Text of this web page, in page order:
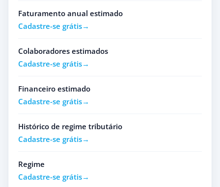
Faturamento anual estimado
Cadastre-se grátis
Colaboradores estimados
Cadastre-se grátis
Financeiro estimado
Cadastre-se grátis
Histórico de regime tributário
Cadastre-se grátis
Regime
Cadastre-se grátis